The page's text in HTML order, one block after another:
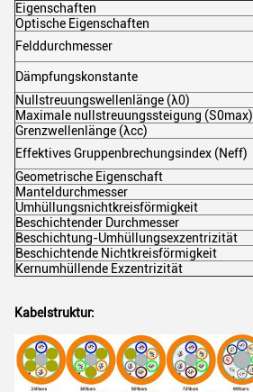
Eigenschaften
Optische Eigenschaften
Felddurchmesser
Dämpfungskonstante
Nullstreuungswellenlänge (λ0)
Maximale nullstreuungssteigung (S0max)
Grenzwellenlänge (λcc)
Effektives Gruppenbrechungsindex (Neff)
Geometrische Eigenschaft
Manteldurchmesser
Umhüllungsnichtkreisförmigkeit
Beschichtender Durchmesser
Beschichtung-Umhüllungsexzentrizität
Beschichtende Nichtkreisförmigkeit
Kernumhüllende Exzentrizität
Kabelstruktur: